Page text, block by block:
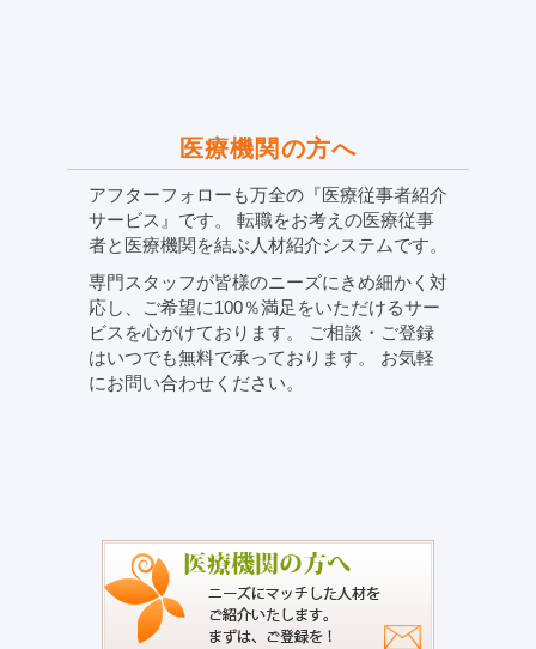
医療機関の方へ
アフターフォローも万全の『医療従事者紹介
サービス』です。 転職をお考えの医療従事
者と医療機関を結ぶ人材紹介システムです。
専門スタッフが皆様のニーズにきめ細かく対
応し、ご希望に100％満足をいただけるサー
ビスを心がけております。 ご相談・ご登録
はいつでも無料で承っております。 お気軽
にお問い合わせください。